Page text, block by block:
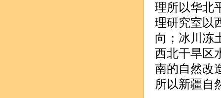
理所以华北
理研究室以
向；冰川冻
西北干旱区
南的自然改
所以新疆自